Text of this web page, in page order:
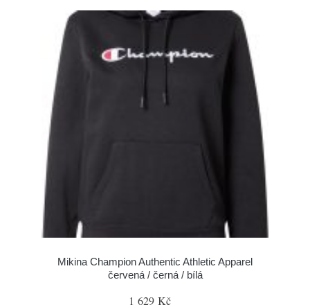
Mikina Champion Authentic Athletic Apparel
červená / černá / bílá
1 629 Kč